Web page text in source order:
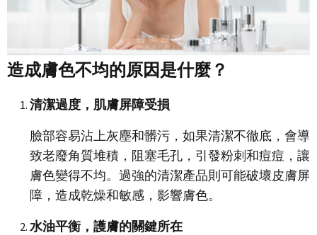
造成膚色不均的原因是什麼？
清潔過度，肌膚屏障受損
臉部容易沾上灰塵和髒污，如果清潔不徹底，會導
致老廢角質堆積，阻塞毛孔，引發粉刺和痘痘，讓
膚色變得不均。過強的清潔產品則可能破壞皮膚屏
障，造成乾燥和敏感，影響膚色。
水油平衡，護膚的關鍵所在